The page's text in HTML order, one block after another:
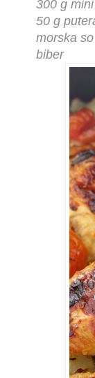
300 g
50 g
morska so
biber